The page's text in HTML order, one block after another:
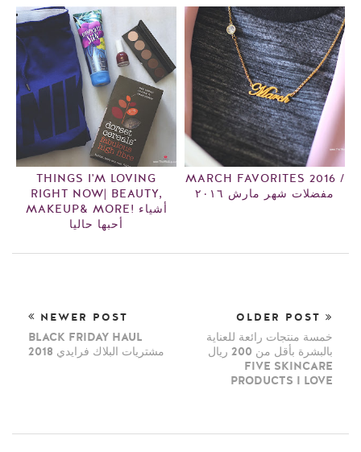
THINGS I'M LOVING
RIGHT NOW| BEAUTY,
MAKEUP& MORE! أشياء
أحبها حاليا
MARCH FAVORITES 2016 /
مفضلات شهر مارش ٢٠١٦
NEWER POST
BLACK FRIDAY HAUL
مشتريات البلاك فرايدي 2018
OLDER POST
خمسة منتجات رائعة للعناية
بالبشرة بأقل من 200 ريال
FIVE SKINCARE
PRODUCTS I LOVE